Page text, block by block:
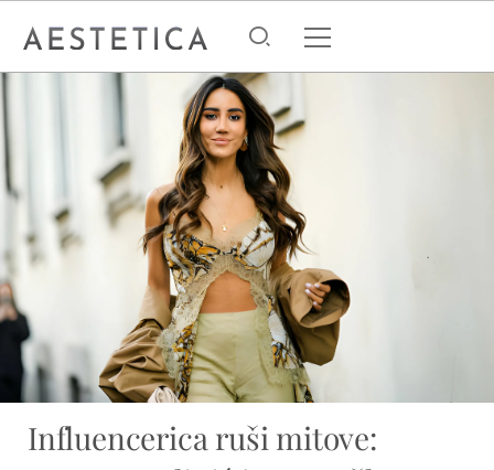
Influencerica ruši mitove: